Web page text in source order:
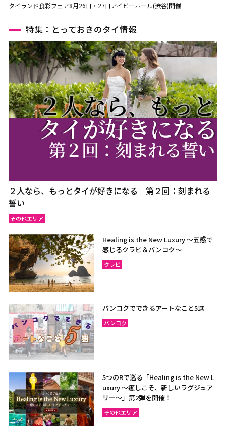
タイランド食彩フェア8月26日・27日アイビーホール(渋谷)開催
特集：とっておきのタイ情報
２人なら、もっとタイが好きになる｜第２回：刻まれる
誓い
その他エリア
Healing is the New Luxury ～五感で
感じるクラビ＆バンコク～
クラビ
バンコクでできるアートなこと5選
バンコク
5つのRで巡る「Healing is the New L
uxury ～癒しこそ、新しいラグジュア
リー〜」第2弾を開催！
その他エリア